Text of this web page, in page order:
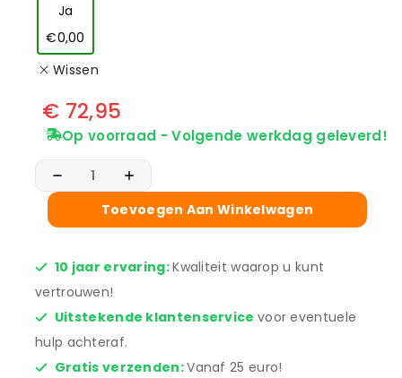
Ja
€0,00
Wissen
€ 72,95
Op voorraad - Volgende werkdag geleverd!
Toevoegen Aan Winkelwagen
10 jaar ervaring:Kwaliteit waarop u kunt
vertrouwen!
Uitstekende klantenservice voor eventuele
hulp achteraf.
Gratis verzenden:Vanaf 25 euro!